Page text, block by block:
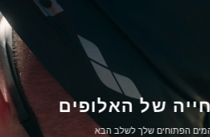
של האלופים
הפתוחים שלך לשלב הבא